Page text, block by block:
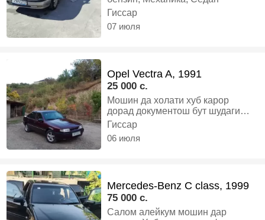
Гиссар
07 июля
Opel Vectra A, 1991
25 000 c.
Мошин да холати хуб карор
дорад документош бут шудаги
тамом харидори аник Боша занг
занад, Газ-бензин, Механика,
Седан
Гиссар
06 июля
Mercedes-Benz C class, 1999
75 000 c.
Салом алейкум мошин дар